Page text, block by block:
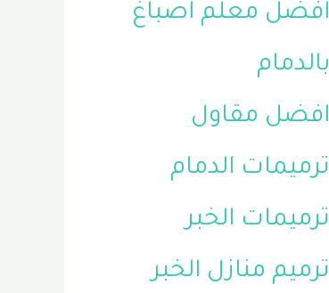
افضل معلم اصباغ
بالدمام
افضل مقاول
ترميمات الدمام
ترميمات الخبر
ترميم منازل الخبر